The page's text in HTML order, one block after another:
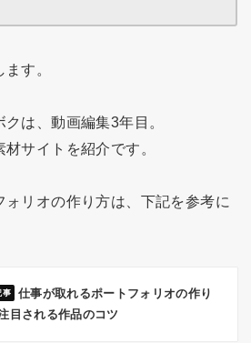
す。
は、動画編集3年目。
サイトを紹介です。
リオの作り方は、下記を参考に
仕事が取れるポートフォリオの作り
目される作品のコツ